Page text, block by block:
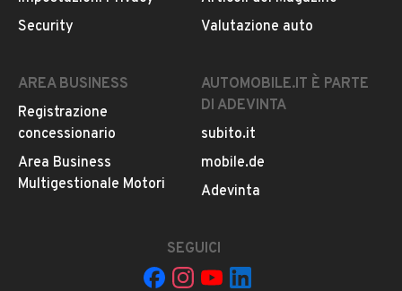
187000,100kw/136cv, in ottime condizioni generali.
INFORMAZIONI VEICOLO
DATI BASE CONSUMI ESTETICA E
Security
Valutazione auto
AREA BUSINESS
Registrazione
concessionario
Area Business
Multigestionale Motori
AUTOMOBILE.IT È PARTE
DI ADEVINTA
subito.it
mobile.de
Adevinta
SEGUICI